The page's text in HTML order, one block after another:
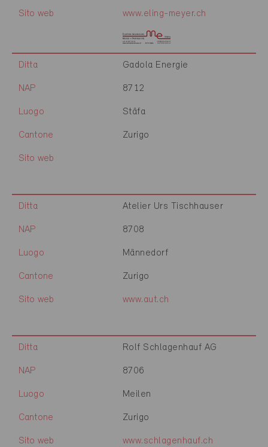
Sito web www.eling-meyer.ch
Ditta Gadola Energie
NAP 8712
Luogo Stäfa
Cantone Zurigo
Sito web
Ditta Atelier Urs Tischhauser
NAP 8708
Luogo Männedorf
Cantone Zurigo
Sito web www.aut.ch
Ditta Rolf Schlagenhauf AG
NAP 8706
Luogo Meilen
Cantone Zurigo
Sito web www.schlagenhauf.ch